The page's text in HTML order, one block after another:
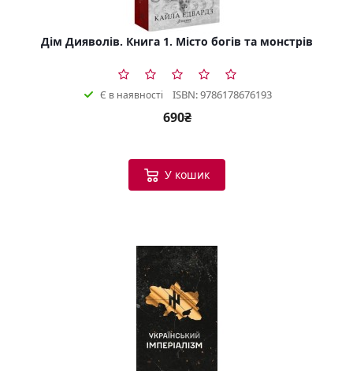
Дім Дияволів. Книга 1. Місто богів та монстрів
Є в наявності ISBN: 9786178676193
690₴
У кошик